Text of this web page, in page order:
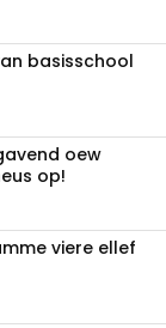
basisschool
oew
op!
viere ellef